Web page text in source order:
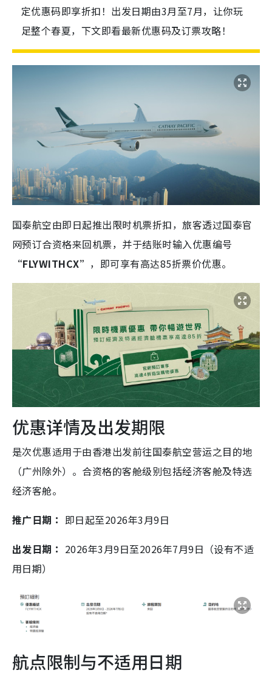
定优惠码即享折扣！出发日期由3月至7月，让你玩
足整个春夏，下文即看最新优惠码及订票攻略！
国泰航空由即日起推出限时机票折扣，旅客透过国泰官
网预订合资格来回机票，并于结账时输入优惠编号
“FLYWITHCX” ，即可享有高达85折票价优惠。
优惠详情及出发期限
是次优惠适用于由香港出发前往国泰航空营运之目的地
（广州除外）。合资格的客舱级别包括经济客舱及特选
经济客舱。
推广日期： 即日起至2026年3月9日
出发日期： 2026年3月9日至2026年7月9日（设有不适
用日期）
航点限制与不适用日期